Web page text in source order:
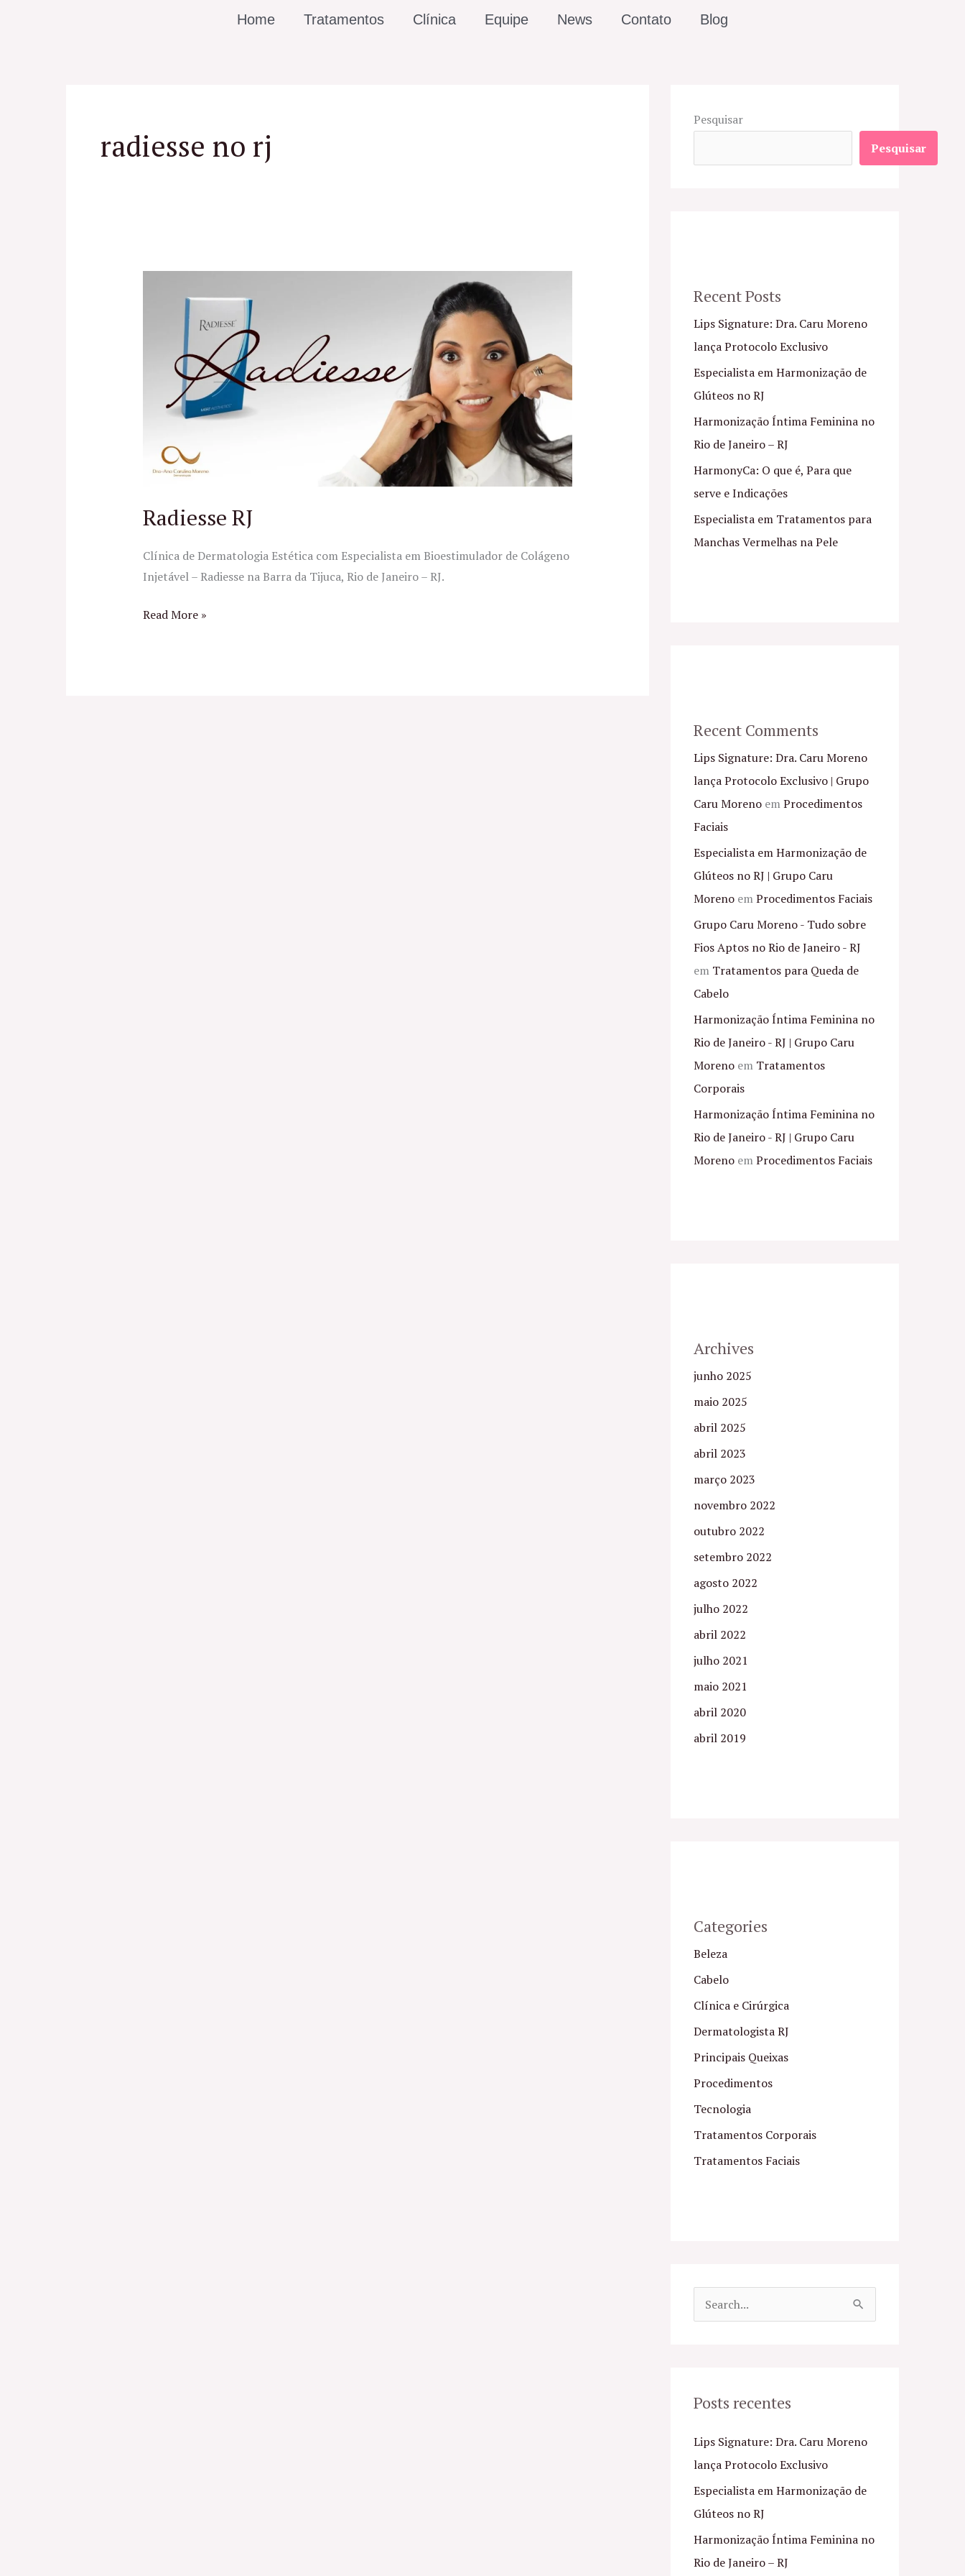
Home Tratamentos Clínica Equipe News Contato Blog
radiesse no rj
Radiesse RJ
Clínica de Dermatologia Estética com Especialista em Bioestimulador de Colágeno
Injetável – Radiesse na Barra da Tijuca, Rio de Janeiro – RJ.
Read More »
Pesquisar
Pesquisar
Recent Posts
Lips Signature: Dra. Caru Moreno
lança Protocolo Exclusivo
Especialista em Harmonização de
Glúteos no RJ
Harmonização Íntima Feminina no
Rio de Janeiro – RJ
HarmonyCa: O que é, Para que
serve e Indicações
Especialista em Tratamentos para
Manchas Vermelhas na Pele
Recent Comments
Lips Signature: Dra. Caru Moreno
lança Protocolo Exclusivo | Grupo
Caru Moreno emProcedimentos
Faciais
Especialista em Harmonização de
Glúteos no RJ | Grupo Caru
Moreno emProcedimentos Faciais
Grupo Caru Moreno - Tudo sobre
Fios Aptos no Rio de Janeiro - RJ
em Tratamentos para Queda de
Cabelo
Harmonização Íntima Feminina no
Rio de Janeiro - RJ | Grupo Caru
Moreno em Tratamentos
Corporais
Harmonização Íntima Feminina no
Rio de Janeiro - RJ | Grupo Caru
Moreno emProcedimentos Faciais
Archives
junho 2025
maio 2025
abril 2025
abril 2023
março 2023
novembro 2022
outubro 2022
setembro 2022
agosto 2022
julho 2022
abril 2022
julho 2021
maio 2021
abril 2020
abril 2019
Categories
Beleza
Cabelo
Clínica e Cirúrgica
Dermatologista RJ
Principais Queixas
Procedimentos
Tecnologia
Tratamentos Corporais
Tratamentos Faciais
u
s
a
r
p
o
r
Posts recentes
Lips Signature: Dra. Caru Moreno
lança Protocolo Exclusivo
Especialista em Harmonização de
Glúteos no RJ
Harmonização Íntima Feminina no
Rio de Janeiro – RJ